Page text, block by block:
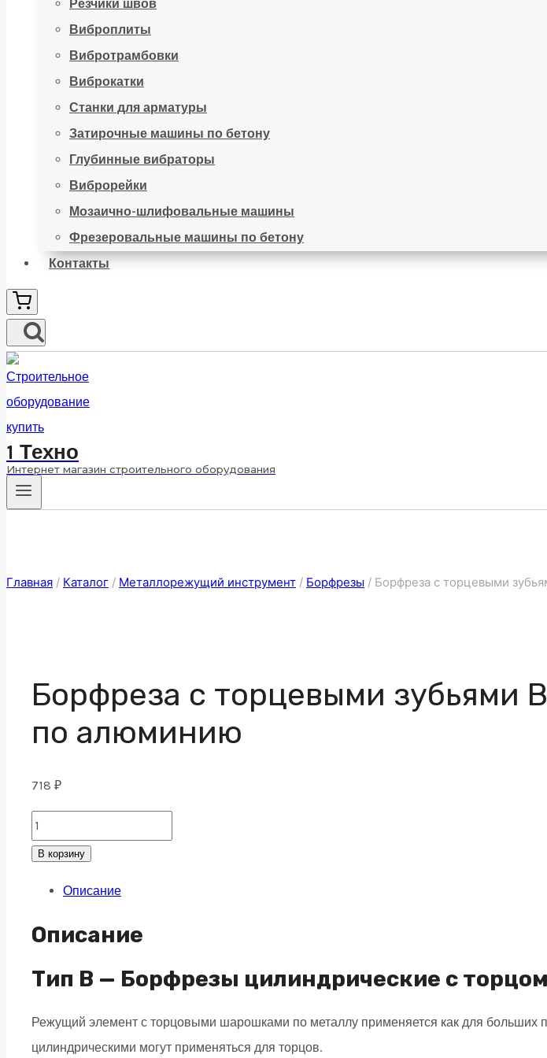
Резчики швов
Виброплиты
Вибротрамбовки
Виброкатки
Станки для арматуры
Затирочные машины по бетону
Глубинные вибраторы
Виброрейки
Мозаично-шлифовальные машины
Фрезеровальные машины по бетону
Контакты
1 Техно
Интернет магазин строительного оборудования
Главная / Каталог / Металлорежущий инструмент / Борфрезы / Борфреза с торцевыми
Борфреза с торцевыми зубьями
по алюминию
718 ₽
Борфреза
с
зубьями
M03
по
алюминию
В корзину
Описание
Описание
Тип B — Борфрезы цилиндрические с торцом
Режущий элемент с торцовыми шарошками по металлу применяется как для больших
цилиндрическими могут применяться для торцов.